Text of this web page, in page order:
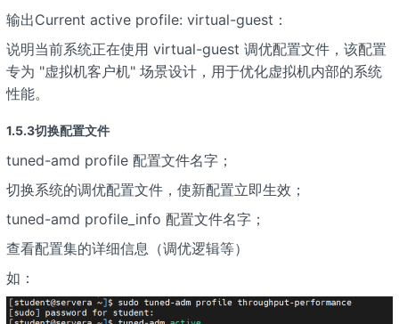
输出Current active profile: virtual-guest：
说明当前系统正在使用 virtual-guest 调优配置文件，该配置
专为 "虚拟机客户机" 场景设计，用于优化虚拟机内部的系统
性能。
1.5.3切换配置文件
tuned-amd profile 配置文件名字；
切换系统的调优配置文件，使新配置立即生效；
tuned-amd profile_info 配置文件名字；
查看配置集的详细信息（调优逻辑等）
如：